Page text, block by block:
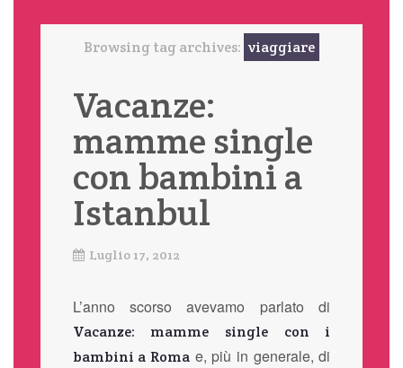
Browsing tag archives: viaggiare
Vacanze:
mamme single
con bambini a
Istanbul
Luglio 17, 2012
L’anno scorso avevamo parlato di
Vacanze: mamme single con i
bambini a Romae, più in generale, di